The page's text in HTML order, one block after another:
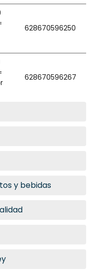
628670596250
628670596267
y bebidas